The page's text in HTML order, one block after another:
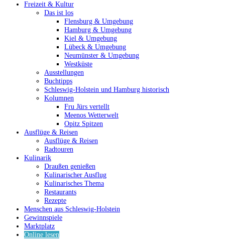
Freizeit & Kultur
Das ist los
Flensburg & Umgebung
Hamburg & Umgebung
Kiel & Umgebung
Lübeck & Umgebung
Neumünster & Umgebung
Westküste
Ausstellungen
Buchtipps
Schleswig-Holstein und Hamburg historisch
Kolumnen
Fru Jürs vertellt
Meenos Wetterwelt
Opitz Spitzen
Ausflüge & Reisen
Ausflüge & Reisen
Radtouren
Kulinarik
Draußen genießen
Kulinarischer Ausflug
Kulinarisches Thema
Restaurants
Rezepte
Menschen aus Schleswig-Holstein
Gewinnspiele
Marktplatz
Online lesen